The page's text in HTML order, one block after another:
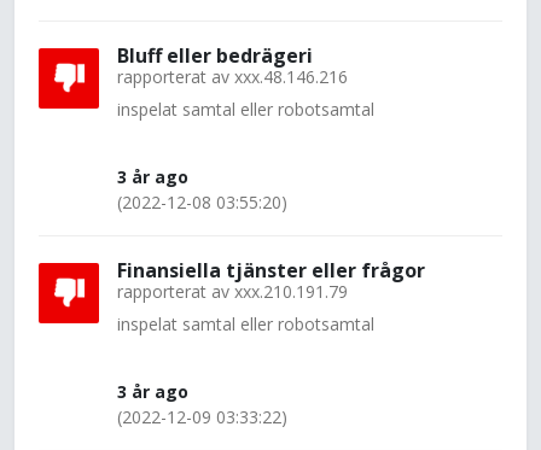
Bluff eller bedrägeri
rapporterat av xxx.48.146.216
inspelat samtal eller robotsamtal
3 år ago
(2022-12-08 03:55:20)
Finansiella tjänster eller frågor
rapporterat av xxx.210.191.79
inspelat samtal eller robotsamtal
3 år ago
(2022-12-09 03:33:22)